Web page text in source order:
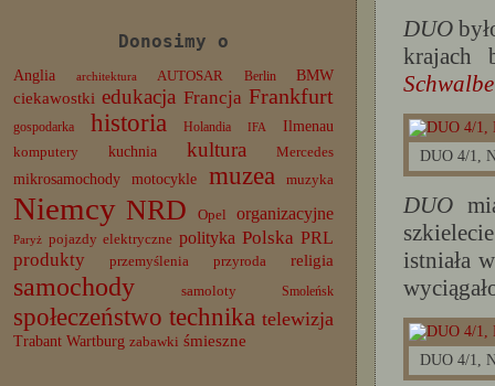
Donosimy o
Anglia architektura AUTOSAR Berlin BMW
ciekawostki edukacja Francja Frankfurt
gospodarka historia Holandia IFA
Ilmenau
komputery
kuchnia kultura Mercedes
mikrosamochody motocykle muzea muzyka
Niemcy NRD Opel organizacyjne
Paryż pojazdy elektryczne polityka Polska PRL
produkty
przemyślenia przyroda religia
samochody samoloty Smoleńsk
społeczeństwo technika telewizja
Trabant Wartburg zabawki śmieszne
DUO
krajach
Schwalbe
DUO 4/1,
DUO
istniała
DUO 4/1,